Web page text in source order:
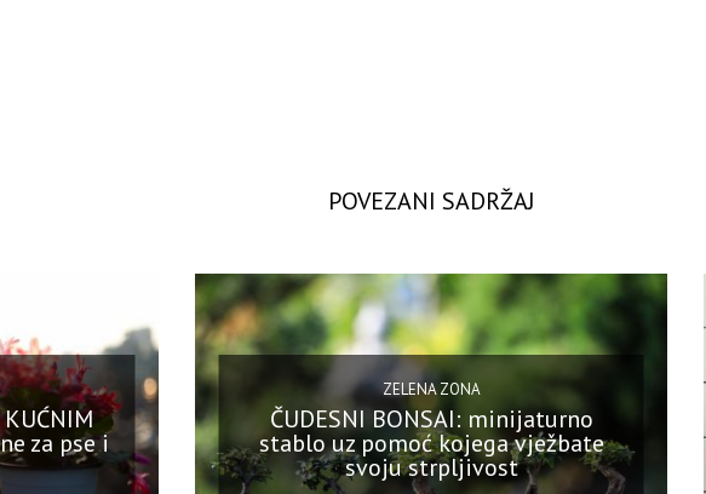
POVEZANI SADRŽAJ
KUĆNIM
za pse i
ZELENA ZONA
ČUDESNI BONSAI: minijaturno
stablo uz pomoć kojega vježbate
svoju strpljivost